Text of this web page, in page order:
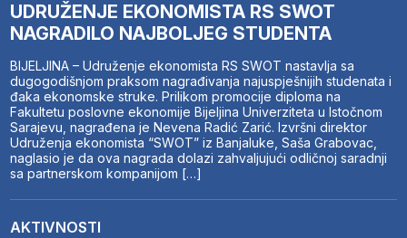
UDRUŽENJE EKONOMISTA RS SWOT
NAGRADILO NAJBOLJEG STUDENTA
BIJELJINA – Udruženje ekonomista RS SWOT nastavlja sa
dugogodišnjom praksom nagrađivanja najuspješnijih studenata i
đaka ekonomske struke. Prilikom promocije diploma na
Fakultetu poslovne ekonomije Bijeljina Univerziteta u Istočnom
Sarajevu, nagrađena je Nevena Radić Zarić. Izvršni direktor
Udruženja ekonomista “SWOT” iz Banjaluke, Saša Grabovac,
naglasio je da ova nagrada dolazi zahvaljujući odličnoj saradnji
sa partnerskom kompanijom […]
AKTIVNOSTI